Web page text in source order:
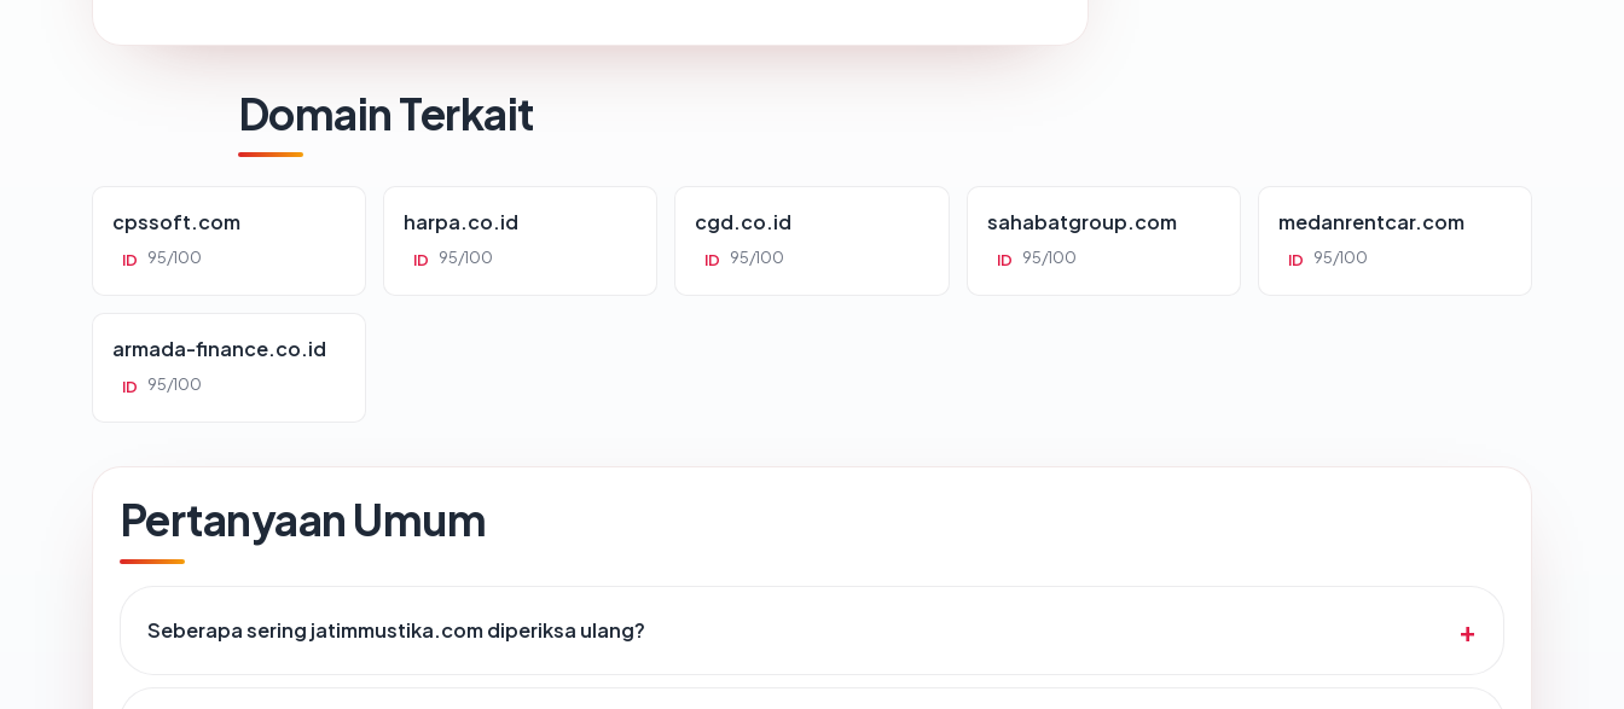
Domain Terkait
cpssoft.com
ID 95/100
harpa.co.id
ID 95/100
cgd.co.id
ID 95/100
sahabatgroup.com
ID 95/100
medanrentcar.com
ID 95/100
armada-finance.co.id
ID 95/100
Pertanyaan Umum
Seberapa sering jatimmustika.com diperiksa ulang?